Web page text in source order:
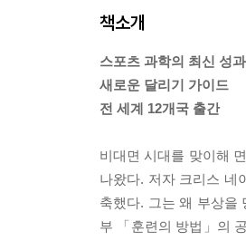
책소개
스포츠 과학의 최신 성
새로운 달리기 가이드
전 세계 12개국 출간
비대면 시대를 맞이해
나왔다. 저자 크리스 네
축했다. 그는 왜 부상을
부 「훈련의 방법」의